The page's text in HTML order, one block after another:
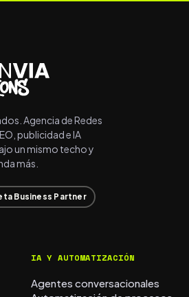
Agencia de Redes
publicidad e IA
un mismo techo y
más.
Business Partner
IA Y AUTOMATIZACIÓN
Agentes conversacionales